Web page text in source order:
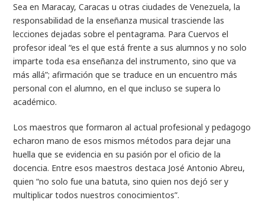
Sea en Maracay, Caracas u otras ciudades de Venezuela, la
responsabilidad de la enseñanza musical trasciende las
lecciones dejadas sobre el pentagrama. Para Cuervos el
profesor ideal “es el que está frente a sus alumnos y no solo
imparte toda esa enseñanza del instrumento, sino que va
más allá”; afirmación que se traduce en un encuentro más
personal con el alumno, en el que incluso se supera lo
académico.
Los maestros que formaron al actual profesional y pedagogo
echaron mano de esos mismos métodos para dejar una
huella que se evidencia en su pasión por el oficio de la
docencia. Entre esos maestros destaca José Antonio Abreu,
quien “no solo fue una batuta, sino quien nos dejó ser y
multiplicar todos nuestros conocimientos”.